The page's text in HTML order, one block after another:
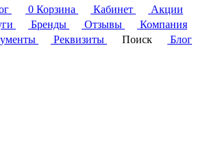
0 Корзина Кабинет
Акции
Бренды Отзывы
Компания
Реквизиты Поиск
Блог